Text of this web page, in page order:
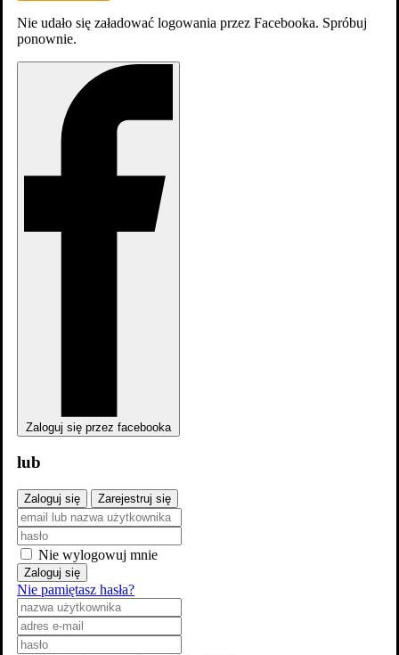
The Return of Bruno
Nie udało się załadować logowania przez Facebooka. Spróbuj
ponownie.
Zaloguj się przez facebooka
lub
Zaloguj się Zarejestruj się
Nie wylogowuj mnie
Zaloguj się
Nie pamiętasz hasła?